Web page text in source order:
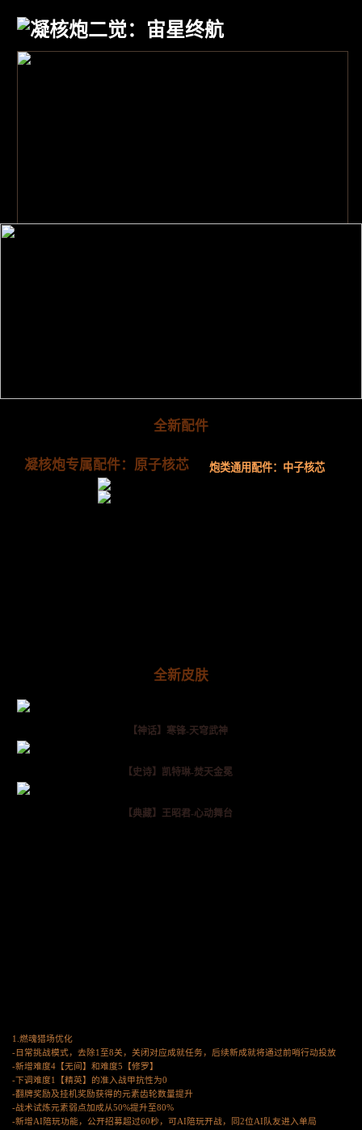
凝核炮二觉：宙星终航
全新配件
凝核炮专属配件：原子核芯 炮类通用配件：中子核芯
全新皮肤
【神话】寒锋-天穹武神
【史诗】凯特琳-焚天金冕
【典藏】王昭君-心动舞台
1.燃魂猎场优化
-日常挑战模式，去除1至8关，关闭对应成就任务，后续新成就将通过前哨行动投放
-新增难度4【无间】和难度5【修罗】
-下调难度1【精英】的准入战甲抗性为0
-翻牌奖励及挂机奖励获得的元素齿轮数量提升
-战术试炼元素弱点加成从50%提升至80%
-新增AI陪玩功能，公开招募超过60秒，可AI陪玩开战，同2位AI队友进入单局